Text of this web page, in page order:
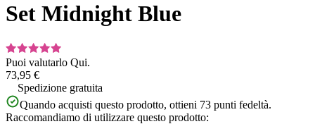
of
11
Set Midnight Blue
Puoi valutarlo Qui.
73,95 €
Spedizione gratuita
Quando acquisti questo prodotto, ottieni 73 punti fedeltà.
Raccomandiamo di utilizzare questo prodotto: